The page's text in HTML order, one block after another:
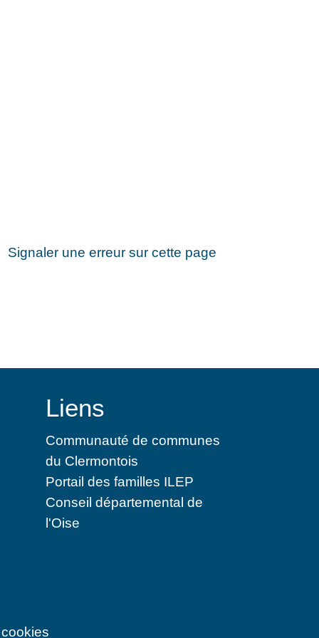
Signaler une erreur sur cette page
Liens
Communauté de communes
du Clermontois
Portail des familles ILEP
Conseil départemental de
l'Oise